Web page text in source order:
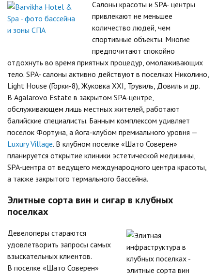
Салоны красоты и SPA- центры
привлекают не меньшее
количество людей, чем
спортивные объекты. Многие
предпочитают спокойно
отдохнуть во время приятных процедур, омолаживающих
тело. SPA- салоны активно действуют в поселках Николино,
Light House (Горки-8), Жуковка XXI, Трувиль, Довиль и др.
В Agalarovo Estate в закрытом SPA-центре,
обслуживающем лишь местных жителей, работают
балийские специалисты. Банным комплексом удивляет
поселок Фортуна, а йога-клубом премиального уровня —
Luxury Village. В клубном поселке «Шато Соверен»
планируется открытие клиники эстетической медицины,
SPA-центра от ведущего международного центра красоты,
а также закрытого термального бассейна.
Элитные сорта вин и сигар в клубных
поселках
Девелоперы стараются
удовлетворить запросы самых
взыскательных клиентов.
В поселке «Шато Соверен»